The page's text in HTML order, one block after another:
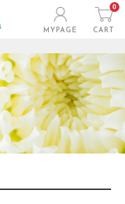
MYPAGE
0
CART